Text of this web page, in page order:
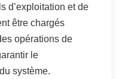
d’exploitation et de
être chargés
opérations de
le
système.